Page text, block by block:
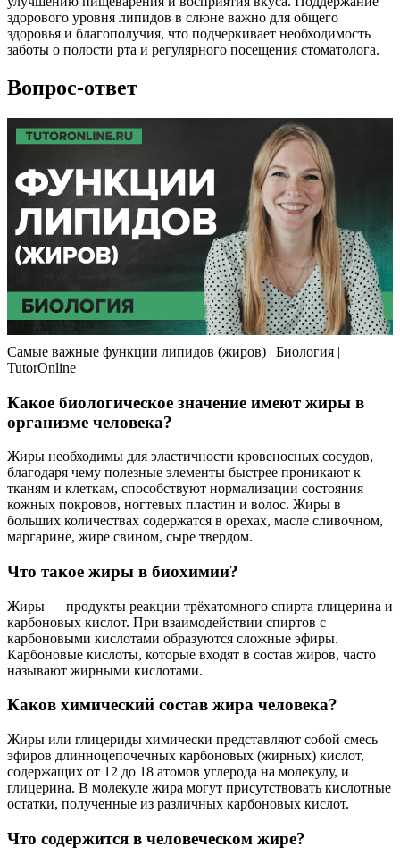
здорового уровня липидов в слюне важно для общего
здоровья и благополучия, что подчеркивает необходимость
заботы о полости рта и регулярного посещения стоматолога.
Вопрос-ответ
Самые важные функции липидов (жиров) | Биология |
TutorOnline
Какое биологическое значение имеют жиры в
организме человека?
Жиры необходимы для эластичности кровеносных сосудов,
благодаря чему полезные элементы быстрее проникают к
тканям и клеткам, способствуют нормализации состояния
кожных покровов, ногтевых пластин и волос. Жиры в
больших количествах содержатся в орехах, масле сливочном,
маргарине, жире свином, сыре твердом.
Что такое жиры в биохимии?
Жиры — продукты реакции трёхатомного спирта глицерина и
карбоновых кислот. При взаимодействии спиртов с
карбоновыми кислотами образуются сложные эфиры.
Карбоновые кислоты, которые входят в состав жиров, часто
называют жирными кислотами.
Каков химический состав жира человека?
Жиры или глицериды химически представляют собой смесь
эфиров длинноцепочечных карбоновых (жирных) кислот,
содержащих от 12 до 18 атомов углерода на молекулу, и
глицерина. В молекуле жира могут присутствовать кислотные
остатки, полученные из различных карбоновых кислот.
Что содержится в человеческом жире?